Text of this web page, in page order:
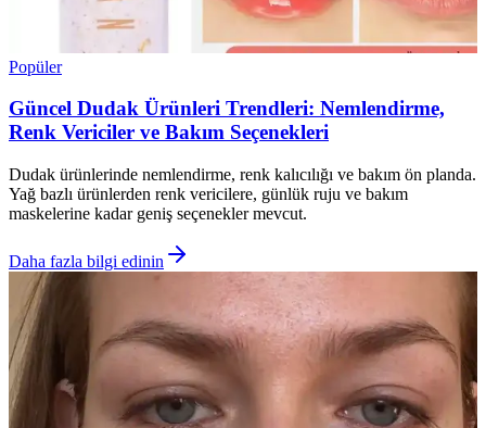
Popüler
Güncel Dudak Ürünleri Trendleri: Nemlendirme,
Renk Vericiler ve Bakım Seçenekleri
Dudak ürünlerinde nemlendirme, renk kalıcılığı ve bakım ön planda.
Yağ bazlı ürünlerden renk vericilere, günlük ruju ve bakım
maskelerine kadar geniş seçenekler mevcut.
Daha fazla bilgi edinin